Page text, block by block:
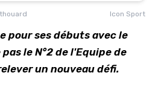
Icon Sport
pour ses débuts avec le
le N°2 de l'Equipe de
un nouveau défi.